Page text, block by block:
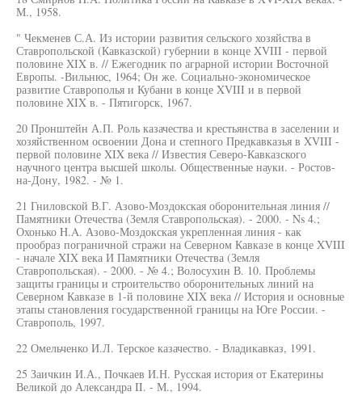
М., 1958.
" Чекменев С.А. Из истории развития сельского хозяйства в
Ставропольской (Кавказской) губернии в конце XVIII - первой
половине XIX в. // Ежегодник по аграрной истории Восточной
Европы. -Вильнюс, 1964; Он же. Социально-экономическое
развитие Ставрополья и Кубани в конце XVIII и в первой
половине XIX в. - Пятигорск, 1967.
20 Пронштейн А.П. Роль казачества и крестьянства в заселении и
хозяйственном освоении Дона и степного Предкавказья в XVIII -
первой половине XIX века // Известия Северо-Кавказского
научного центра высшей школы. Общественные науки. - Ростов-
на-Дону, 1982. - № 1.
21 Гниловской В.Г. Азово-Моздокская оборонительная линия //
Памятники Отечества (Земля Ставропольская). - 2000. - Ns 4.;
Охонько H.A. Азово-Моздокская укрепленная линия - как
прообраз пограничной стражи на Северном Кавказе в конце XVIII
- начале XIX века И Памятники Отечества (Земля
Ставропольская). - 2000. - № 4.; Волосухин В. 10. Проблемы
защиты границы и строительство оборонительных линий на
Северном Кавказе в 1-й половине XIX века // История и основные
этапы становления государственной границы на Юге России. -
Ставрополь, 1997.
22 Омельченко И.Л. Терское казачество. - Владикавказ, 1991.
25 Заичкин И.А., Почкаев И.Н. Русская история от Екатерины
Великой до Александра II. - М., 1994.